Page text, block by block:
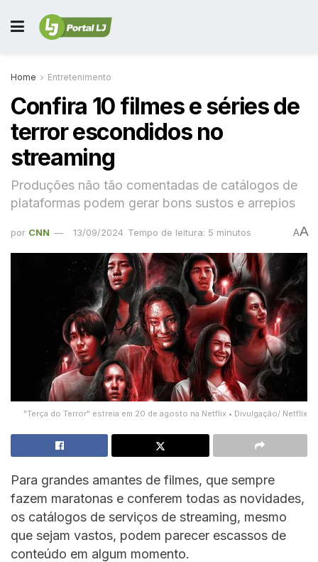
Home Entretenimento
Confira 10 filmes e séries de
terror escondidos no
streaming
Produções não tão comentadas de catálogos de
plataformas podem gerar bons sustos e arrepios
por CNN 13/09/2024 Tempo de leitura: 5 minutos AA
"Terça do Terror" estreia em 20 de agosto na Netflix • Divulgação/ Netflix
Para grandes amantes de filmes, que sempre
fazem maratonas e conferem todas as novidades,
os catálogos de serviços de streaming, mesmo
que sejam vastos, podem parecer escassos de
conteúdo em algum momento.